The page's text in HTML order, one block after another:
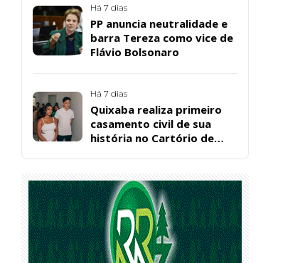
Santos, em Patos
Há 7 dias
PP anuncia neutralidade e
barra Tereza como vice de
Flávio Bolsonaro
Há 7 dias
Quixaba realiza primeiro
casamento civil de sua
história no Cartório de